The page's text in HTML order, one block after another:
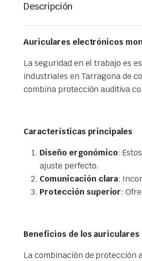
Descripción
Auriculares electrónicos
La seguridad en el trabajo es
industriales en Tarragona de
combina protección auditiva
Características principales
Diseño ergonómico:
ajuste perfecto.
Comunicación clara:
Protección superior:
Beneficios de los auriculares
La combinación de protección